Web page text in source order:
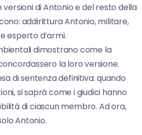
di Antonio e del resto della
addirittura Antonio, militare,
esperto d’armi.
dimostrano come la
la loro versione.
di sentenza definitiva: quando
si saprà come i giudici hanno
di ciascun membro. Ad ora,
Antonio.